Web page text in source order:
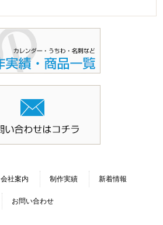
会社案内 制作実績 新着情報
お問い合わせ